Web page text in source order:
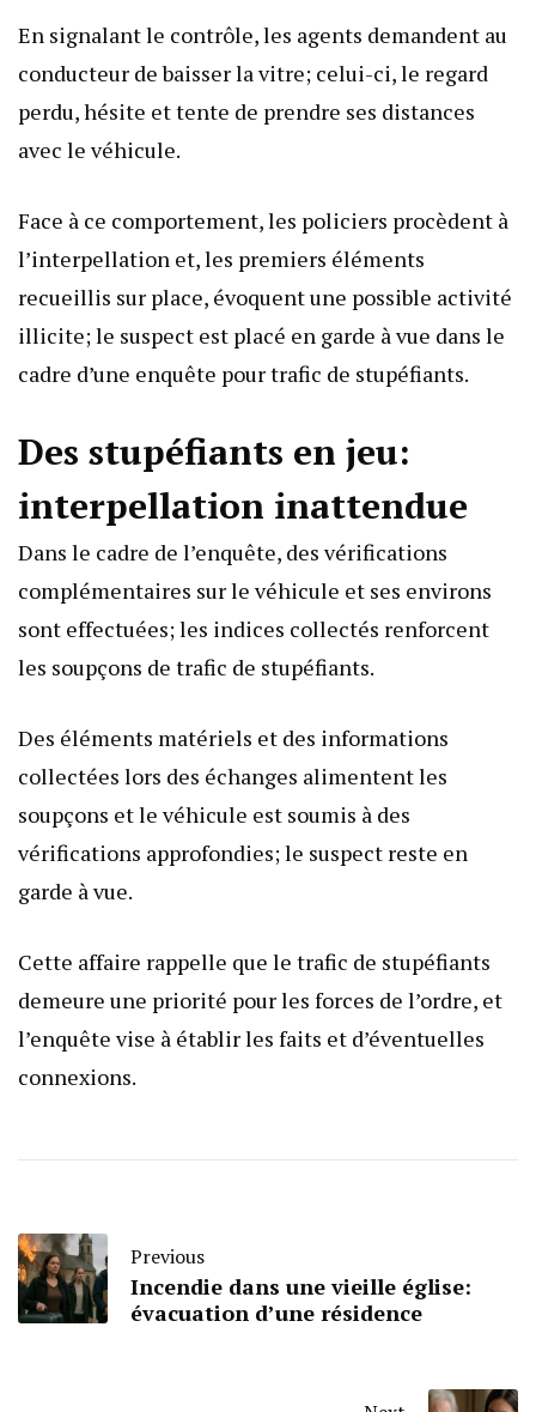
En signalant le contrôle, les agents demandent au
conducteur de baisser la vitre; celui-ci, le regard
perdu, hésite et tente de prendre ses distances
avec le véhicule.
Face à ce comportement, les policiers procèdent à
l’interpellation et, les premiers éléments
recueillis sur place, évoquent une possible activité
illicite; le suspect est placé en garde à vue dans le
cadre d’une enquête pour trafic de stupéfiants.
Des stupéfiants en jeu:
interpellation inattendue
Dans le cadre de l’enquête, des vérifications
complémentaires sur le véhicule et ses environs
sont effectuées; les indices collectés renforcent
les soupçons de trafic de stupéfiants.
Des éléments matériels et des informations
collectées lors des échanges alimentent les
soupçons et le véhicule est soumis à des
vérifications approfondies; le suspect reste en
garde à vue.
Cette affaire rappelle que le trafic de stupéfiants
demeure une priorité pour les forces de l’ordre, et
l’enquête vise à établir les faits et d’éventuelles
connexions.
Previous
Incendie dans une vieille église:
évacuation d’une résidence